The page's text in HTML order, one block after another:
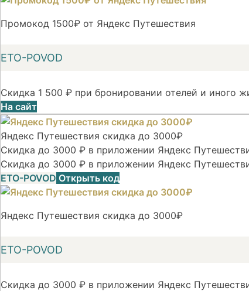
Промокод 1500₽ от Яндекс Путешествия
ETO-POVOD
Скидка 1 500 ₽ при бронировании отелей и иного
На сайт
Яндекс Путешествия скидка до 3000₽
Скидка до 3000 ₽ в приложении Яндекс
Скидка до 3000 ₽ в приложении Яндекс
ETO-POVOD Открыть код
Яндекс Путешествия скидка до 3000₽
ETO-POVOD
Скидка до 3000 ₽ в приложении Яндекс